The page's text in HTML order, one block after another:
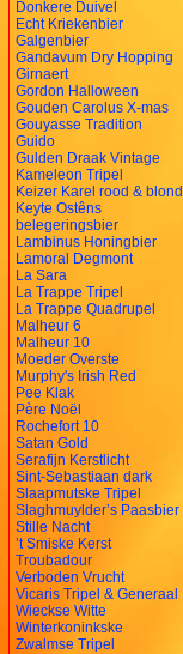
Donkere Duivel
Echt Kriekenbier
Galgenbier
Gandavum Dry Hopping
Girnaert
Gordon Halloween
Gouden Carolus X-mas
Gouyasse Tradition
Guido
Gulden Draak Vintage
Kameleon Tripel
Keizer Karel rood & blond
Keyte Ostêns
belegeringsbier
Lambinus Honingbier
Lamoral Degmont
La Sara
La Trappe Tripel
La Trappe Quadrupel
Malheur 6
Malheur 10
Moeder Overste
Murphy's Irish Red
Pee Klak
Père Noël
Rochefort 10
Satan Gold
Serafijn Kerstlicht
Sint-Sebastiaan dark
Slaapmutske Tripel
Slaghmuylder’s Paasbier
Stille Nacht
’t Smiske Kerst
Troubadour
Verboden Vrucht
Vicaris Tripel & Generaal
Wieckse Witte
Winterkoninkske
Zwalmse Tripel